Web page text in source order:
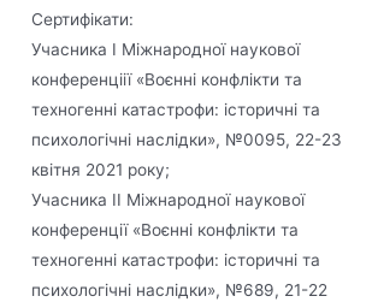
Сертифікати:
Учасника І Міжнародної наукової
конференціії «Воєнні конфлікти та
техногенні катастрофи: історичні та
психологічні наслідки», №0095, 22-23
квітня 2021 року;
Учасника ІІ Міжнародної наукової
конференції «Воєнні конфлікти та
техногенні катастрофи: історичні та
психологічні наслідки», №689, 21-22